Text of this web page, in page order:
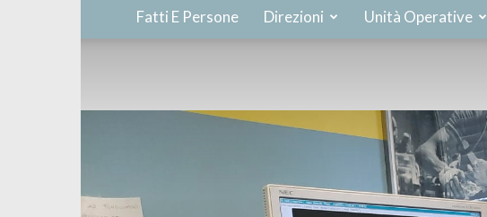
Fatti E Persone Direzioni Unità Operative